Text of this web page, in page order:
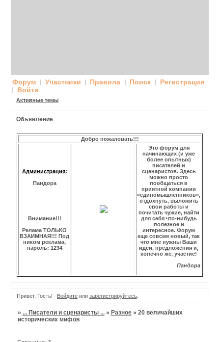
Форум Участники Правила Поиск
Регистрация
Войти
Активные темы
Объявление
Добро пожаловать!!!
Администрация:
Пандора
Внимание!!!
Релама ТОЛЬКО
ВЗАИМНАЯ!!! Под
ником реклама,
пароль: 1234
Это форум для
начинающих (и уже
более опытных)
писателей и
сценаристов. Здесь
можно просто
пообщаться в
приятной компании
«единомышленников»,
отдохнуть, выложить
свои работы и
почитать чужие, найти
для себя что-нибудь
полезное и
интересное. Форум
еще совсем новый, так
что мне нужны Ваши
идеи, предложения и,
конечно же, участие!
Пандора
Привет, Гость! Войдитеили зарегистрируйтесь.
» ... Писатели и сценаристы ... » Разное » 20 величайших
исторических мифов